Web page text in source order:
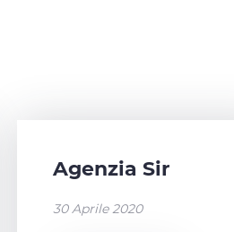
Agenzia Sir
30 Aprile 2020